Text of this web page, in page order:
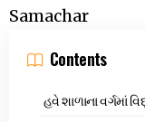
Samachar
Contents
હવે શાળાના વર્ગમાં